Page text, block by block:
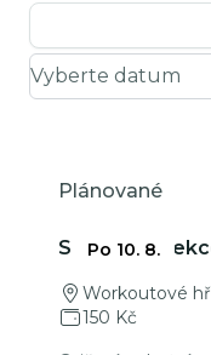
Kdy:
Plánované
Skupinová
Workoutové
150 Kč
Po 10. 8.